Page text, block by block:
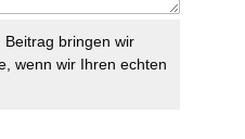
bringen wir
wenn wir Ihren echten